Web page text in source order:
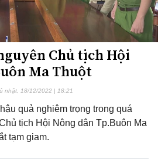
Chủ tịch Hội
Ma Thuột
nhật, 18/12/2022 | 18:21
quả nghiêm trọng trong quá
tịch Hội Nông dân Tp.Buôn Ma
tạm giam.